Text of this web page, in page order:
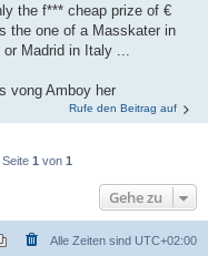
the f*** cheap prize of €
the one of a Masskater in
Madrid in Italy ...
vong Amboy her
Rufe den Beitrag auf
1 von 1
Gehe zu
Alle Zeiten sind UTC+02:00